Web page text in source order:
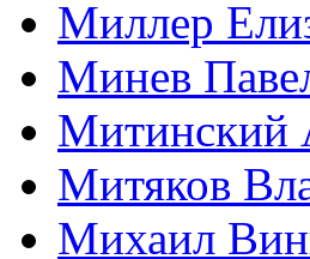
Миллер
Минев
Митинский
Митяков
Михаил